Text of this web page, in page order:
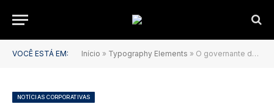
VOCÊ ESTÁ EM: Início » Typography Elements » O governante de Ras Al Khaimah inaugura o 14º Festival de Arte de Ras Al Khaimah
NOTÍCIAS CORPORATIVAS